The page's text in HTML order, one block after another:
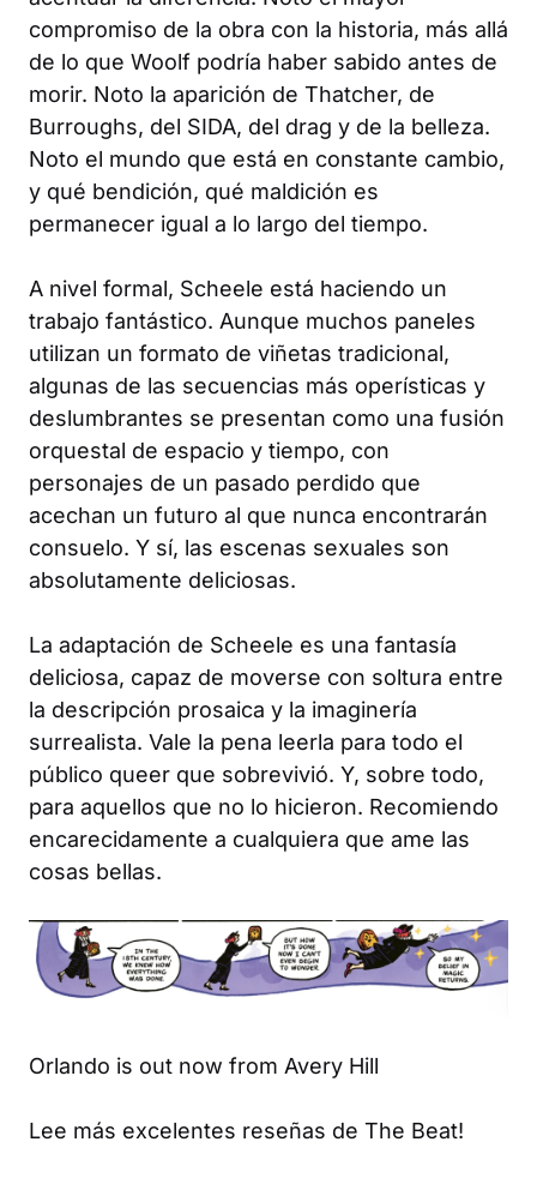
compromiso de la obra con la historia, más allá
de lo que Woolf podría haber sabido antes de
morir. Noto la aparición de Thatcher, de
Burroughs, del SIDA, del drag y de la belleza.
Noto el mundo que está en constante cambio,
y qué bendición, qué maldición es
permanecer igual a lo largo del tiempo.
A nivel formal, Scheele está haciendo un
trabajo fantástico. Aunque muchos paneles
utilizan un formato de viñetas tradicional,
algunas de las secuencias más operísticas y
deslumbrantes se presentan como una fusión
orquestal de espacio y tiempo, con
personajes de un pasado perdido que
acechan un futuro al que nunca encontrarán
consuelo. Y sí, las escenas sexuales son
absolutamente deliciosas.
La adaptación de Scheele es una fantasía
deliciosa, capaz de moverse con soltura entre
la descripción prosaica y la imaginería
surrealista. Vale la pena leerla para todo el
público queer que sobrevivió. Y, sobre todo,
para aquellos que no lo hicieron. Recomiendo
encarecidamente a cualquiera que ame las
cosas bellas.
Orlando is out now from Avery Hill
Lee más excelentes reseñas de The Beat!